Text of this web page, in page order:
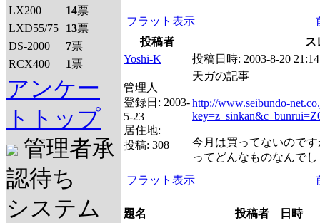
LX200
14票
LXD55/75
13票
DS-2000
7票
RCX400
1票
アンケー
トトップ
管理者承
認待ち
システム
フラット表示
投稿者
ス
Yoshi-K
投稿日時: 2003-8-20 21:14
管理人
登録日: 2003-
5-23
居住地:
投稿: 308
天ガの記事
http://www.seibundo-
今月は買ってないので
ってどんなものなんで
フラット表示
題名 投稿者
日時